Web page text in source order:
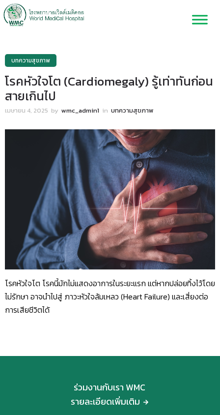
บทความสุขภาพ
โรคหัวใจโต (Cardiomegaly) รู้เท่าทันก่อน
สายเกินไป
เมษายน 4, 2025 by wmc_admin1 in บทความสุขภาพ
โรคหัวใจโต โรคนี้มักไม่แสดงอาการในระยะแรก แต่หากปล่อยทิ้งไว้โดย
ไม่รักษา อาจนำไปสู่ ภาวะหัวใจล้มเหลว (Heart Failure) และเสี่ยงต่อ
การเสียชีวิตได้
ร่วมงานกับเรา WMC
รายละเอียดเพิ่มเติม